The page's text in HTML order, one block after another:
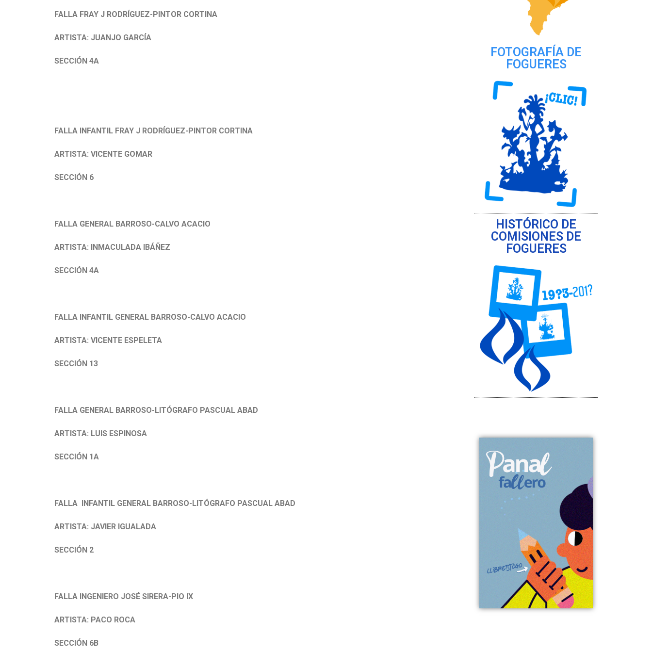
FALLA FRAY J RODRÍGUEZ-PINTOR CORTINA
ARTISTA: JUANJO GARCÍA
SECCIÓN 4A
FALLA INFANTIL FRAY J RODRÍGUEZ-PINTOR CORTINA
ARTISTA: VICENTE GOMAR
SECCIÓN 6
FALLA GENERAL BARROSO-CALVO ACACIO
ARTISTA: INMACULADA IBÁÑEZ
SECCIÓN 4A
FALLA INFANTIL GENERAL BARROSO-CALVO ACACIO
ARTISTA: VICENTE ESPELETA
SECCIÓN 13
FALLA GENERAL BARROSO-LITÓGRAFO PASCUAL ABAD
ARTISTA: LUIS ESPINOSA
SECCIÓN 1A
FALLA INFANTIL GENERAL BARROSO-LITÓGRAFO PASCUAL ABAD
ARTISTA: JAVIER IGUALADA
SECCIÓN 2
FALLA INGENIERO JOSÉ SIRERA-PIO IX
ARTISTA: PACO ROCA
SECCIÓN 6B
FOTOGRAFÍA DE
FOGUERES
HISTÓRICO DE
COMISIONES DE
FOGUERES